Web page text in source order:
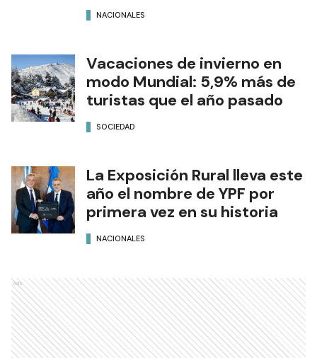
NACIONALES
Vacaciones de invierno en
modo Mundial: 5,9% más de
turistas que el año pasado
SOCIEDAD
La Exposición Rural lleva este
año el nombre de YPF por
primera vez en su historia
NACIONALES
Ads